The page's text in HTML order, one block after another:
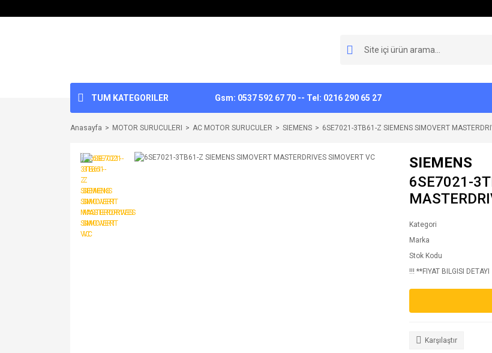
TUM KATEGORILER Gsm: 0537 592 67 70 -- Tel: 0216 290 65 27
Anasayfa MOTOR SURUCULERI AC MOTOR SURUCULER SIEMENS 6SE7021-3TB61-Z SIEMENS SIMOVERT
SIEMENS
6SE7021-
Kategori
Marka
Stok Kodu
!!! **FIYAT BILGISI DETAYI
Karşılaştır